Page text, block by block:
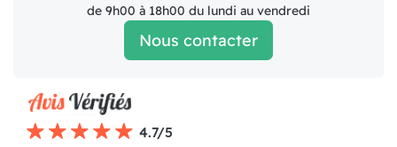
de 9h00 à 18h00 du lundi au vendredi
Nous contacter
4.7/5